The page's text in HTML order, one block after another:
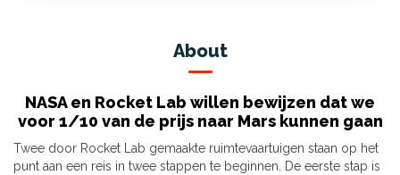
About
NASA en Rocket Lab willen bewijzen dat we
voor 1/10 van de prijs naar Mars kunnen gaan
Twee door Rocket Lab gemaakte ruimtevaartuigen staan ​​op het
punt aan een reis in twee stappen te beginnen. De eerste stap is